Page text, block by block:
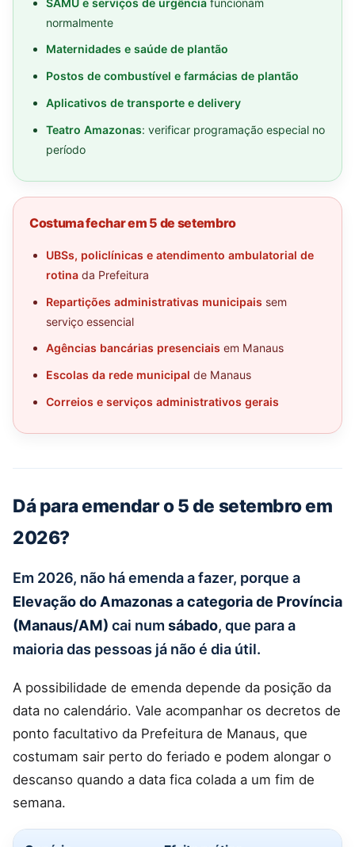
normalmente
Maternidades e saúde de plantão
Postos de combustível e farmácias de plantão
Aplicativos de transporte e delivery
Teatro Amazonas: verificar programação especial no
período
Costuma fechar em 5 de setembro
UBSs, policlínicas e atendimento ambulatorial de
rotinada Prefeitura
Repartições administrativas municipaissem
serviço essencial
Agências bancárias presenciaisem Manaus
Escolas da rede municipal de Manaus
Correios e serviços administrativos gerais
Dá para emendar o 5 de setembro em
2026?
Em 2026, não há emenda a fazer, porque a
Elevação do Amazonas a categoria de Província
(Manaus/AM) cai num sábado, que para a
maioria das pessoas já não é dia útil.
A possibilidade de emenda depende da posição da
data no calendário. Vale acompanhar os decretos de
ponto facultativo da Prefeitura de Manaus, que
costumam sair perto do feriado e podem alongar o
descanso quando a data fica colada a um fim de
semana.